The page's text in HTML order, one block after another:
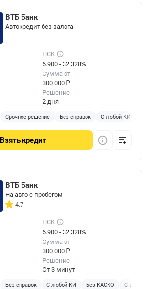
ВТБ Банк
Автокредит без залога
ПСК
6.900 - 32.328%
Сумма от
300 000 ₽
Решение
2 дня
Срочное решение Без справок С любой КИ
Взять кредит
ВТБ Банк
На авто с пробегом
4.7
ПСК
6.900 - 32.328%
Сумма от
300 000 ₽
Решение
От 3 минут
Без справок С любой КИ Без КАСКО С залогом